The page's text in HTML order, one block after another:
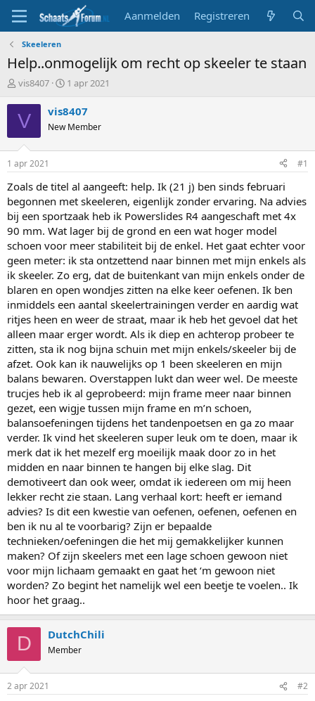
Aanmelden Registreren
Skeeleren
Help..onmogelijk om recht op skeeler te staan
T
p
i
s
a
r
e
r
vis8407
S
a
t
t
u
1 apr 2021
V vis8407
New Member
1 apr 2021 #1
Zoals de titel al aangeeft: help. Ik (21 j) ben sinds februari
begonnen met skeeleren, eigenlijk zonder ervaring. Na advies
bij een sportzaak heb ik Powerslides R4 aangeschaft met 4x
90 mm. Wat lager bij de grond en een wat hoger model
schoen voor meer stabiliteit bij de enkel. Het gaat echter voor
geen meter: ik sta ontzettend naar binnen met mijn enkels als
ik skeeler. Zo erg, dat de buitenkant van mijn enkels onder de
blaren en open wondjes zitten na elke keer oefenen. Ik ben
inmiddels een aantal skeelertrainingen verder en aardig wat
ritjes heen en weer de straat, maar ik heb het gevoel dat het
alleen maar erger wordt. Als ik diep en achterop probeer te
zitten, sta ik nog bijna schuin met mijn enkels/skeeler bij de
afzet. Ook kan ik nauwelijks op 1 been skeeleren en mijn
balans bewaren. Overstappen lukt dan weer wel. De meeste
trucjes heb ik al geprobeerd: mijn frame meer naar binnen
gezet, een wigje tussen mijn frame en m’n schoen,
balansoefeningen tijdens het tandenpoetsen en ga zo maar
verder. Ik vind het skeeleren super leuk om te doen, maar ik
merk dat ik het mezelf erg moeilijk maak door zo in het
midden en naar binnen te hangen bij elke slag. Dit
demotiveert dan ook weer, omdat ik iedereen om mij heen
lekker recht zie staan. Lang verhaal kort: heeft er iemand
advies? Is dit een kwestie van oefenen, oefenen, oefenen en
ben ik nu al te voorbarig? Zijn er bepaalde
technieken/oefeningen die het mij gemakkelijker kunnen
maken? Of zijn skeelers met een lage schoen gewoon niet
voor mijn lichaam gemaakt en gaat het ‘m gewoon niet
worden? Zo begint het namelijk wel een beetje te voelen.. Ik
hoor het graag..
D DutchChili
Member
2 apr 2021 #2